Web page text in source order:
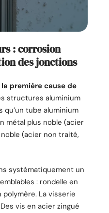
: corrosion
des jonctions
première cause de
structures aluminium
qu’un tube aluminium
métal plus noble (acier
(acier non traité,
systématiquement un
: rondelle en
polymère. La visserie
vis en acier zingué